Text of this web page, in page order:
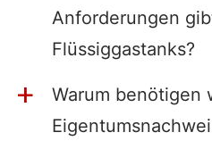
Anforderungen
Flüssiggastanks?
a
Warum benötigen